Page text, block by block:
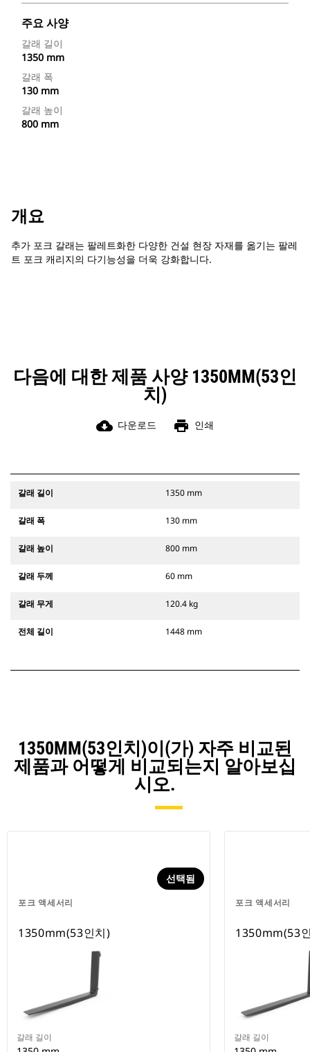
주요 사양
갈래 길이
1350 mm
갈래 폭
130 mm
갈래 높이
800 mm
개요
추가 포크 갈래는 팔레트화한 다양한 건설 현장 자재를 옮기는 팔레
트 포크 캐리지의 다기능성을 더욱 강화합니다.
다음에 대한 제품 사양 1350MM(53인
치)
cloud_download 다운로드 print 인쇄
갈래 길이 1350 mm
갈래 폭 130 mm
갈래 높이 800 mm
갈래 두께 60 mm
갈래 무게 120.4 kg
전체 길이 1448 mm
1350MM(53인치)이(가) 자주 비교된
제품과 어떻게 비교되는지 알아보십
시오.
포크 액세서리
선택됨
1350mm(53인치)
갈래 길이
포크 액세서리
1350mm(53
갈래 길이